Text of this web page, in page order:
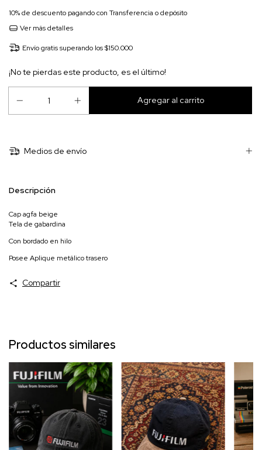
10% de descuento pagando con Transferencia o depósito
Ver más detalles
Envío gratis superando los$150.000
¡No te pierdas este producto, es el último!
Medios de envío
Descripción
Cap agfa beige
Tela de gabardina
Con bordado en hilo
Posee Aplique metálico trasero
Compartir
Productos similares